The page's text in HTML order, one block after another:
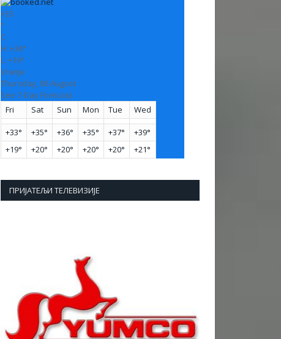
+33
°
C
H: +34°
L: +19°
Vranje
Thursday, 06 August
See 7-Day Forecast
Fri
Sat Sun Mon Tue Wed
+33° +35° +36° +35° +37° +39°
+19° +20° +20° +20° +20° +21°
ПРИЈАТЕЉИ ТЕЛЕВИЗИЈЕ